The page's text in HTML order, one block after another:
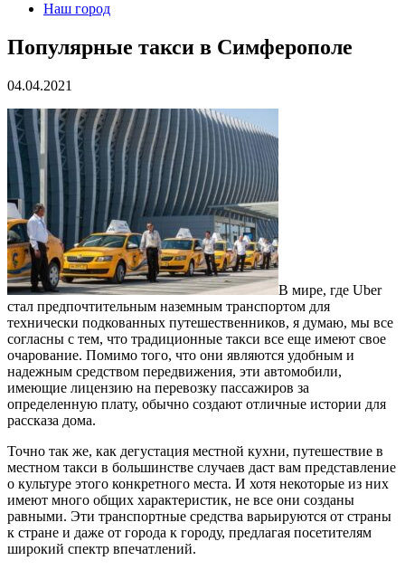
Наш город
Популярные такси в Симферополе
04.04.2021
В мире, где Uber
стал предпочтительным наземным транспортом для
технически подкованных путешественников, я думаю, мы все
согласны с тем, что традиционные такси все еще имеют свое
очарование. Помимо того, что они являются удобным и
надежным средством передвижения, эти автомобили,
имеющие лицензию на перевозку пассажиров за
определенную плату, обычно создают отличные истории для
рассказа дома.
Точно так же, как дегустация местной кухни, путешествие в
местном такси в большинстве случаев даст вам представление
о культуре этого конкретного места. И хотя некоторые из них
имеют много общих характеристик, не все они созданы
равными. Эти транспортные средства варьируются от страны
к стране и даже от города к городу, предлагая посетителям
широкий спектр впечатлений.